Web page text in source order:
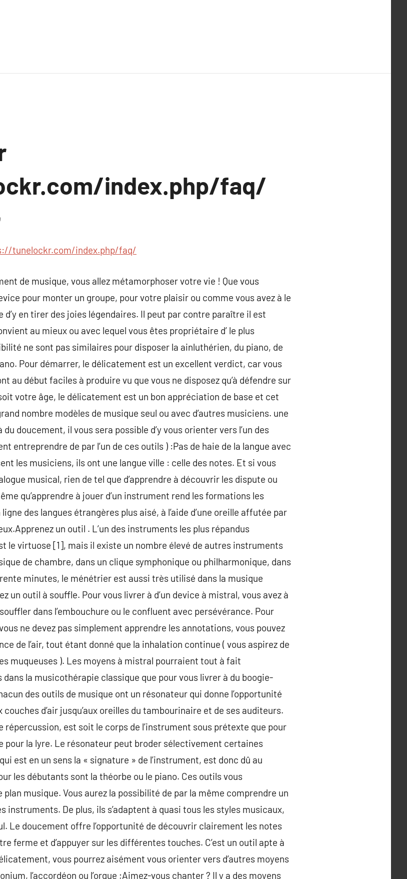
index.php/faq/
tunelockr.com/index.php/faq/
de musique, vous allez métamorphoser votre vie ! Que vous
pour monter un groupe, pour votre plaisir ou comme vous avez à le
d’y en tirer des joies légendaires. Il peut par contre paraître il est
au mieux ou avec lequel vous êtes propriétaire d’ le plus
ne sont pas similaires pour disposer la ainluthérien, du piano, de
Pour démarrer, le délicatement est un excellent verdict, car vous
au début faciles à produire vu que vous ne disposez qu’à défendre sur
votre âge, le délicatement est un bon appréciation de base et cet
nombre modèles de musique seul ou avec d’autres musiciens. une
doucement, il vous sera possible d’y vous orienter vers l’un des
entreprendre de par l’un de ces outils ) :Pas de haie de la langue avec
les musiciens, ils ont une langue ville : celle des notes. Et si vous
musical, rien de tel que d’apprendre à découvrir les dispute ou
qu’apprendre à jouer d’un instrument rend les formations les
des langues étrangères plus aisé, à l’aide d’une oreille affutée par
un outil . L’un des instruments les plus répandus
le virtuose [1], mais il existe un nombre élevé de autres instruments
de chambre, dans un clique symphonique ou philharmonique, dans
minutes, le ménétrier est aussi très utilisé dans la musique
un outil à souffle. Pour vous livrer à d’un device à mistral, vous avez à
dans l’embouchure ou le confluent avec persévérance. Pour
ne devez pas simplement apprendre les annotations, vous pouvez
de l’air, tout étant donné que la inhalation continue ( vous aspirez de
muqueuses ). Les moyens à mistral pourraient tout à fait
la musicothérapie classique que pour vous livrer à du boogie-
des outils de musique ont un résonateur qui donne l’opportunité
d’air jusqu’aux oreilles du tambourinaire et de ses auditeurs.
répercussion, est soit le corps de l’instrument sous prétexte que pour
pour la lyre. Le résonateur peut broder sélectivement certaines
est en un sens la « signature » de l’instrument, est donc dû au
les débutants sont la théorbe ou le piano. Ces outils vous
musique. Vous aurez la possibilité de par la même comprendre un
instruments. De plus, ils s’adaptent à quasi tous les styles musicaux,
Le doucement offre l’opportunité de découvrir clairement les notes
ferme et d’appuyer sur les différentes touches. C’est un outil apte à
vous pourrez aisément vous orienter vers d’autres moyens
l’accordéon ou l’orgue ;Aimez-vous chanter ? Il y a des moyens